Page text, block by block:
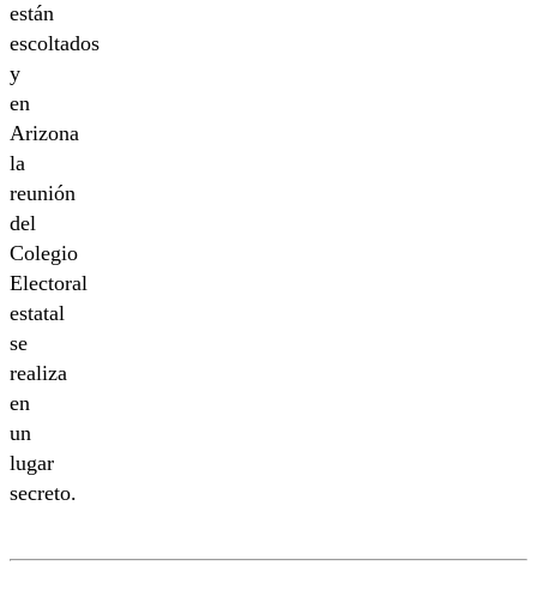
están
escoltados
y
en
Arizona
la
reunión
del
Colegio
Electoral
estatal
se
realiza
en
un
lugar
secreto.